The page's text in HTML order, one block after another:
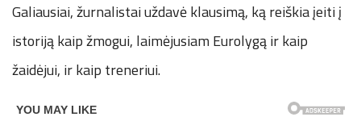
Galiausiai, žurnalistai uždavė klausimą, ką reiškia įeiti į
istoriją kaip žmogui, laimėjusiam Eurolygą ir kaip
žaidėjui, ir kaip treneriui.